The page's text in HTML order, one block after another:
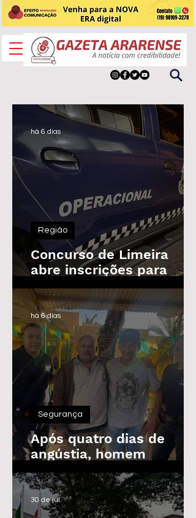
Concurso de Limeira
abre inscrições para
Guarda Civil, Trânsito e
Defesa Civil com 30
vagas imediatas
Região
há 6 dias
Após quatro dias de
angústia, homem
desaparecido é
encontrado em Araras
Segurança
há 6 dias
30 de jul.